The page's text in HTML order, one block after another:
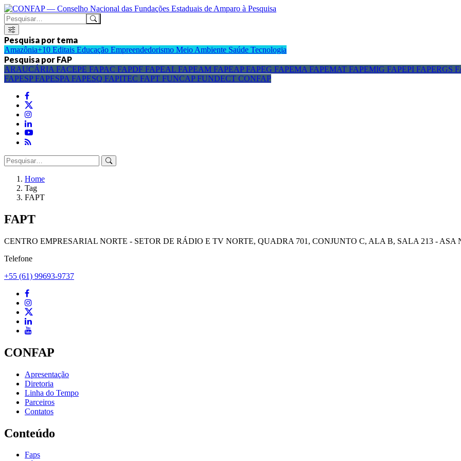
Pesquisa por tema
Amazônia+10 Editais Educação Empreendedorismo Meio Ambiente Saúde Tecnologia
Pesquisa por FAP
ARAUCÁRIA FACEPE FAPAC FAPDF FAPEAL FAPEAM FAPEAPFAPEG FAPEMA FAPEMAT FAPEMIG FAPEPI FAPERGS
FAPESPFAPESPA FAPESQ FAPITEC FAPT FUNCAPFUNDECT CONFAP
Home
Tag
FAPT
FAPT
CENTRO EMPRESARIAL NORTE - SETOR DE RÁDIO E TV NORTE, QUADRA 701, CONJUNTO C, ALA B, SALA 213 - ASA
Telefone
+55 (61) 99693-9737
CONFAP
Apresentação
Diretoria
Linha do Tempo
Parceiros
Contatos
Conteúdo
Faps